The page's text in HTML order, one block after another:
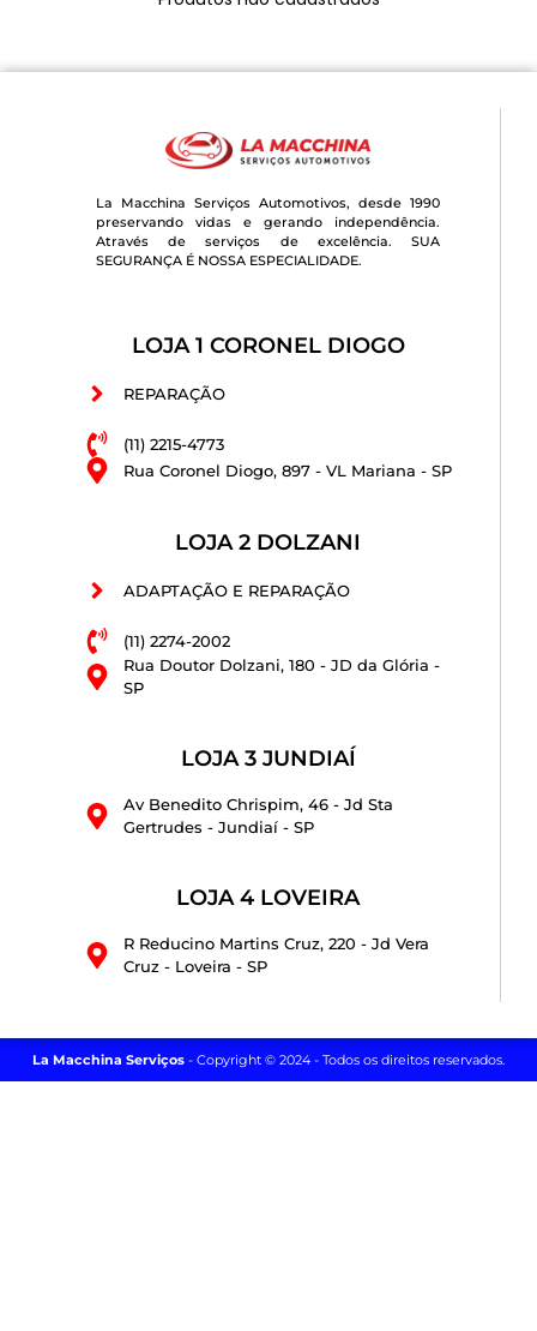
La Macchina Serviços Automotivos, desde 1990
preservando vidas e gerando independência.
Através de serviços de excelência. SUA
SEGURANÇA É NOSSA ESPECIALIDADE.
LOJA 1 CORONEL DIOGO
REPARAÇÃO
(11) 2215-4773
Rua Coronel Diogo, 897 - VL Mariana - SP
LOJA 2 DOLZANI
ADAPTAÇÃO E REPARAÇÃO
(11) 2274-2002
Rua Doutor Dolzani, 180 - JD da Glória -
SP
LOJA 3 JUNDIAÍ
Av Benedito Chrispim, 46 - Jd Sta
Gertrudes - Jundiaí - SP
LOJA 4 LOVEIRA
R Reducino Martins Cruz, 220 - Jd Vera
Cruz - Loveira - SP
La Macchina Serviços - Copyright © 2024 - Todos os direitos reservados.